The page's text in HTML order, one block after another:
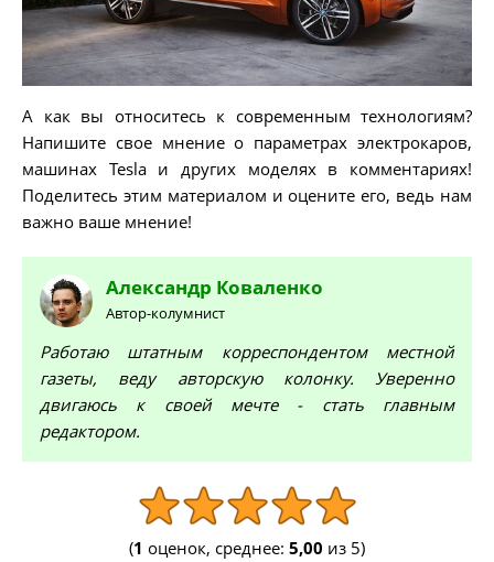
А как вы относитесь к современным технологиям?
Напишите свое мнение о параметрах электрокаров,
машинах Tesla и других моделях в комментариях!
Поделитесь этим материалом и оцените его, ведь нам
важно ваше мнение!
Александр Коваленко
Автор-колумнист
Работаю штатным корреспондентом местной
газеты, веду авторскую колонку. Уверенно
двигаюсь к своей мечте - стать главным
редактором.
(1 оценок, среднее: 5,00 из 5)